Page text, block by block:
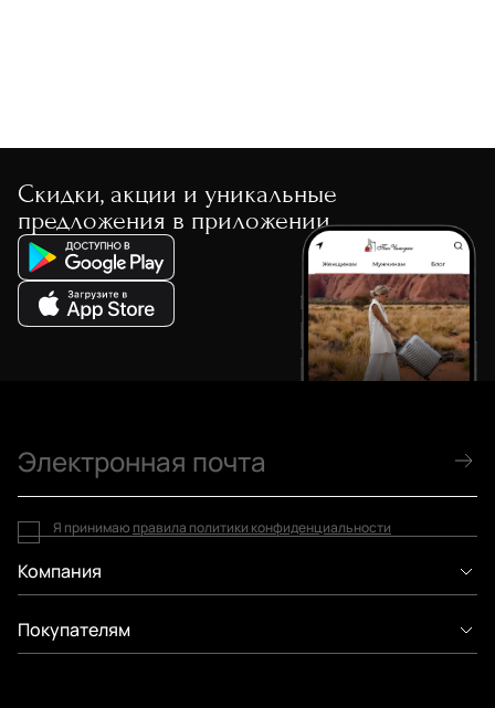
Скидки, акции и уникальные
предложения в приложении
Компания
Покупателям
Я принимаю правила политики конфиденциальности